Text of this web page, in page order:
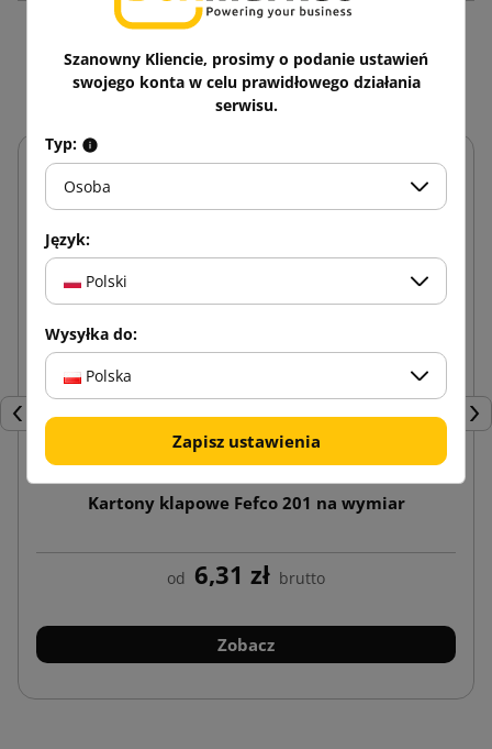
Zobacz także
Poprzedni
Kartony klapowe Fefco 201 na wymiar
od 6,31 zł brutto
Zobacz
Szanowny Kliencie, prosimy o podanie ustawień
swojego konta w celu prawidłowego działania
serwisu.
Typ:
Osoba
Język:
Polski
Wysyłka do:
Polska
Zapisz ustawienia